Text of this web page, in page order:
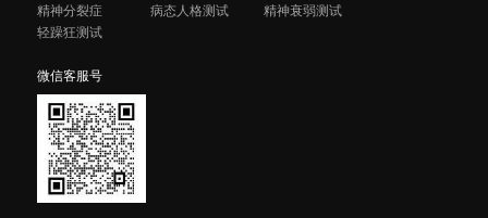
精神分裂症
病态人格测试
精神衰弱测试
轻躁狂测试
微信客服号